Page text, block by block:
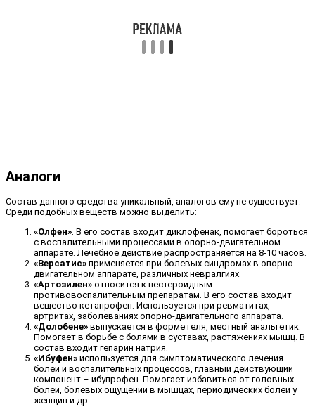
Аналоги
Состав данного средства уникальный, аналогов ему не существует.
Среди подобных веществ можно выделить:
«Олфен». В его состав входит диклофенак, помогает бороться
с воспалительными процессами в опорно-двигательном
аппарате. Лечебное действие распространяется на 8-10 часов.
«Версатис» применяется при болевых синдромах в опорно-
двигательном аппарате, различных невралгиях.
«Артозилен» относится к нестероидным
противовоспалительным препаратам. В его состав входит
вещество кетапрофен. Используется при ревматитах,
артритах, заболеваниях опорно-двигательного аппарата.
«Долобене» выпускается в форме геля, местный анальгетик.
Помогает в борьбе с болями в суставах, растяжениях мышц. В
состав входит гепарин натрия.
«Ибуфен» используется для симптоматического лечения
болей и воспалительных процессов, главный действующий
компонент – ибупрофен. Помогает избавиться от головных
болей, болевых ощущений в мышцах, периодических болей у
женщин и др.